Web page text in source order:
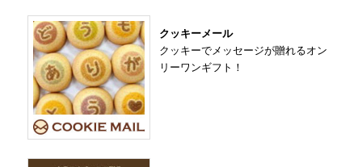
クッキーメール
クッキーでメッセージが贈れるオン
リーワンギフト！